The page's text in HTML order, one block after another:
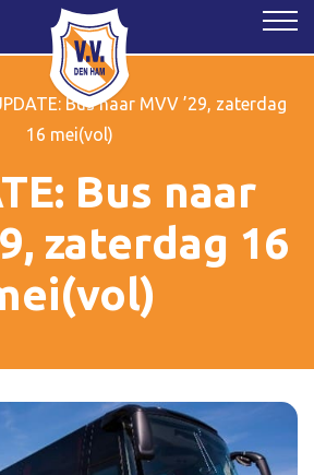
Bus naar MVV ’29, zaterdag
16 mei(vol)
Bus naar
zaterdag 16